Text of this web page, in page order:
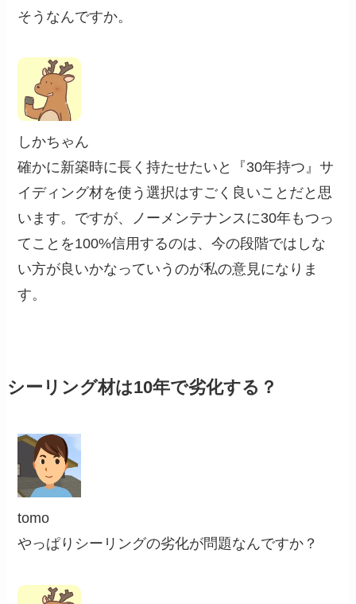
そうなんですか。
しかちゃん
確かに新築時に長く持たせたいと『30年持つ』サ
イディング材を使う選択はすごく良いことだと思
います。ですが、ノーメンテナンスに30年もつっ
てことを100%信用するのは、今の段階ではしな
い方が良いかなっていうのが私の意見になりま
す。
シーリング材は10年で劣化する？
tomo
やっぱりシーリングの劣化が問題なんですか？